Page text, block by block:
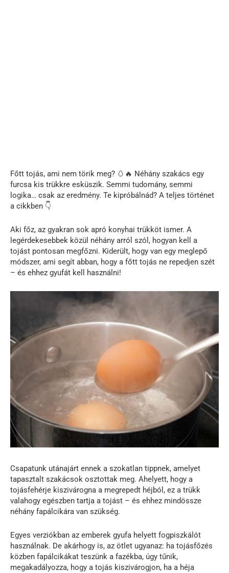
Főtt tojás, ami nem törik meg? 🥚🔥 Néhány szakács egy
furcsa kis trükkre esküszik. Semmi tudomány, semmi
logika… csak az eredmény. Te kipróbálnád? A teljes történet
a cikkben 👇
Aki főz, az gyakran sok apró konyhai trükköt ismer. A
legérdekesebbek közül néhány arról szól, hogyan kell a
tojást pontosan megfőzni. Kiderült, hogy van egy meglepő
módszer, ami segít abban, hogy a főtt tojás ne repedjen szét
– és ehhez gyufát kell használni!
Csapatunk utánajárt ennek a szokatlan tippnek, amelyet
tapasztalt szakácsok osztottak meg. Ahelyett, hogy a
tojásfehérje kiszivárogna a megrepedt héjból, ez a trükk
valahogy egészben tartja a tojást – és ehhez mindössze
néhány fapálcikára van szükség.
Egyes verziókban az emberek gyufa helyett fogpiszkálót
használnak. De akárhogy is, az ötlet ugyanaz: ha tojásfőzés
közben fapálcikákat teszünk a fazékba, úgy tűnik,
megakadályozza, hogy a tojás kiszivárogjon, ha a héja